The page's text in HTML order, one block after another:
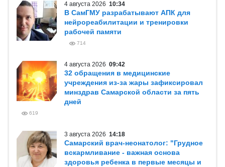
4 августа 2026 10:34
В СамГМУ разрабатывают АПК для
нейрореабилитации и тренировки
рабочей памяти
714
4 августа 2026 09:42
32 обращения в медицинские
учреждения из-за жары зафиксировал
минздрав Самарской области за пять
дней
619
3 августа 2026 14:18
Самарский врач-неонатолог: "Грудное
вскармливание - важная основа
здоровья ребенка в первые месяцы и